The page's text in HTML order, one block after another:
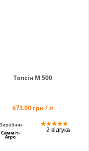
Топсін М 500
673.00 грн / л
Виробник
Самміт-
Агро
★★★★★
2 відгука